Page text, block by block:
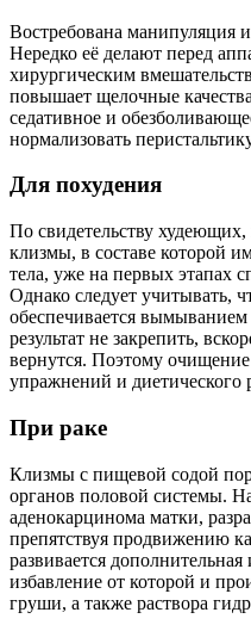
Востребована манипуляция
Нередко её делают перед
хирургическим
повышает щелочные
седативное и
нормализовать
Для похудения
По свидетельству
клизмы, в составе которой
тела, уже на первых этапах
Однако следует учитывать,
обеспечивается
результат не закрепить,
вернутся. Поэтому
упражнений и диетического
При раке
Клизмы с пищевой содой
органов половой системы.
аденокарцинома матки,
препятствуя продвижению
развивается
избавление от которой и
груши, а также раствора